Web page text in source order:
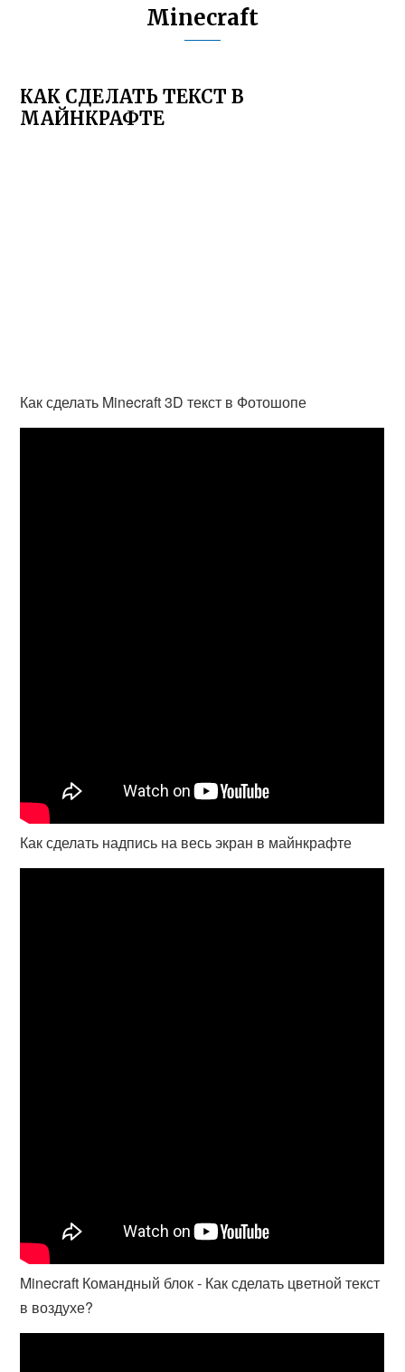
Minecraft
КАК СДЕЛАТЬ ТЕКСТ В
МАЙНКРАФТЕ
Как сделать Minecraft 3D текст в Фотошопе
Как сделать надпись на весь экран в майнкрафте
Minecraft Командный блок - Как сделать цветной текст
в воздухе?